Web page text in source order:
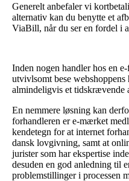
Generelt anbefaler vi
alternativ kan du benytte et
ViaBill, når du ser en fordel i
Inden nogen handler hos en
utvivlsomt bese webshoppens
almindeligvis et tidskrævende
En nemmere løsning kan
forhandleren er e-mærket
kendetegn for at internet
dansk lovgivning, samt at
jurister som har ekspertise
desuden en god anledning til
problemstillinger i processen